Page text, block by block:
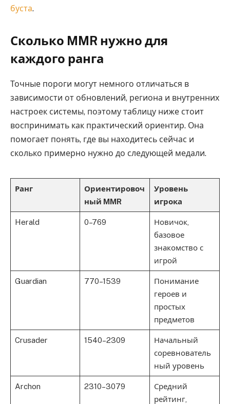
буста.
Сколько MMR нужно для
каждого ранга
Точные пороги могут немного отличаться в
зависимости от обновлений, региона и внутренних
настроек системы, поэтому таблицу ниже стоит
воспринимать как практический ориентир. Она
помогает понять, где вы находитесь сейчас и
сколько примерно нужно до следующей медали.
Ранг
Ориентировоч
ный MMR
Уровень
игрока
Herald 0–769
Новичок,
базовое
знакомство с
игрой
Guardian 770–1539
Понимание
героев и
простых
предметов
Crusader 1540–2309
Начальный
соревнователь
ный уровень
Archon 2310–3079
Средний
рейтинг,